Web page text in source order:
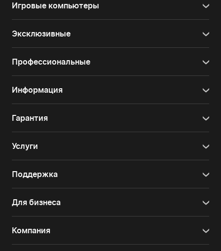
Игровые компьютеры
Эксклюзивные
Профессиональные
Информация
Гарантия
Услуги
Поддержка
Для бизнеса
Компания